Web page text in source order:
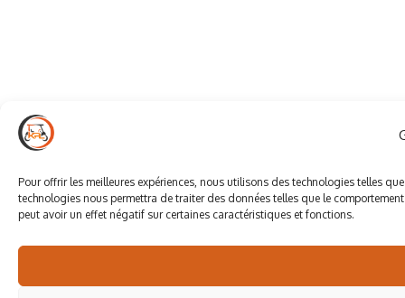
Pour offrir les meilleures expériences, nous utilisons des technologies telles
technologies nous permettra de traiter des données telles que le
peut avoir un effet négatif sur certaines caractéristiques et fonctions.